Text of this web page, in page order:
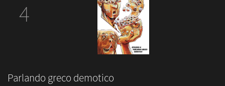
4
Parlando greco demotico